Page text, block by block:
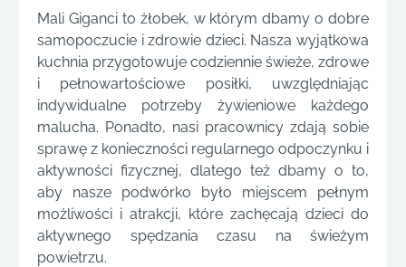
Mali Giganci to żłobek, w którym dbamy o dobre
samopoczucie i zdrowie dzieci. Nasza wyjątkowa
kuchnia przygotowuje codziennie świeże, zdrowe
i pełnowartościowe posiłki, uwzględniając
indywidualne potrzeby żywieniowe każdego
malucha. Ponadto, nasi pracownicy zdają sobie
sprawę z konieczności regularnego odpoczynku i
aktywności fizycznej, dlatego też dbamy o to,
aby nasze podwórko było miejscem pełnym
możliwości i atrakcji, które zachęcają dzieci do
aktywnego spędzania czasu na świeżym
powietrzu.